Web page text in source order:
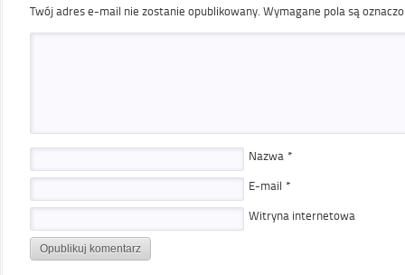
Twój adres e-mail nie zostanie opublikowany. Wymagane pola są
Nazwa *
E-mail *
Witryna internetowa